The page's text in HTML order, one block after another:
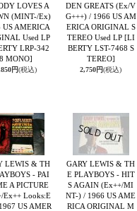
LOVES A
(MINT-/Ex)
US AMERICA
Used LP
LRP-342
8 MONO]
円(税込)
DEN GREATS (Ex/V
G+++) / 1966 US AM
ERICA ORIGINAL S
TEREO Used LP [LI
BERTY LST-7468 S
TEREO]
2,750円(税込)
LEWIS & TH
- PAI
A PICTURE
Ex++ Looks:E
US AMER
GARY LEWIS & TH
E PLAYBOYS - HIT
S AGAIN (Ex++/MI
NT-) / 1966 US AME
RICA ORIGINAL M